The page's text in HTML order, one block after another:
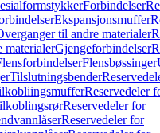
Forbindelser
Ekspansjonsmuffer
til andre materialer
materialerGjengeforbindelser
Flensbøssinger
Tilslutningsbender
Reservedeler
Reservedeler for
Reservedeler for